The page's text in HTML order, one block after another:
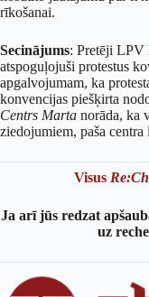
rīkošanai.
Secinājums: Pretēji LPV
atspoguļojuši protestus
apgalvojumam, ka
konvencijas piešķirta
Centrs Marta norāda, ka
ziedojumiem, paša
Visus
Ja arī jūs redzat
uz